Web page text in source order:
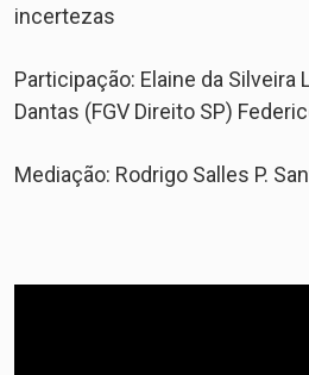
incertezas
Participação: Elaine da Silveira
Dantas (FGV Direito SP)
Mediação: Rodrigo Salles P.